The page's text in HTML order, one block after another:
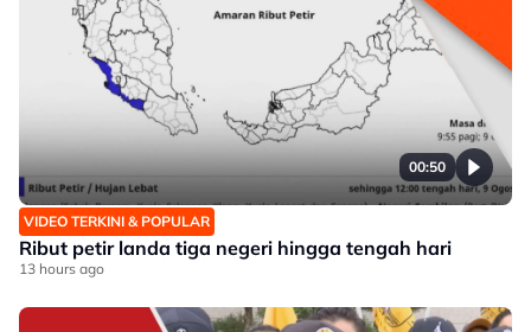
00:50
VIDEO TERKINI & POPULAR
Ribut petir landa tiga negeri hingga tengah hari
13 hours ago